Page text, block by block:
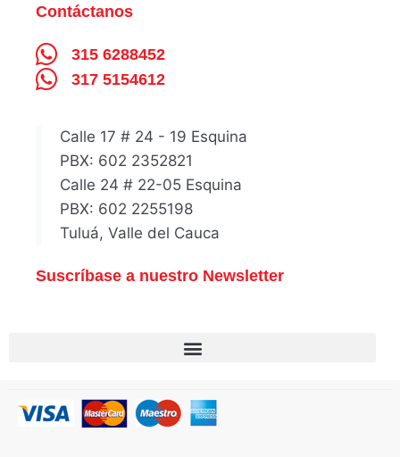
Contáctanos
315 6288452
317 5154612
Calle 17 # 24 - 19 Esquina
PBX: 602 2352821
Calle 24 # 22-05 Esquina
PBX: 602 2255198
Tuluá, Valle del Cauca
Suscríbase a nuestro Newsletter